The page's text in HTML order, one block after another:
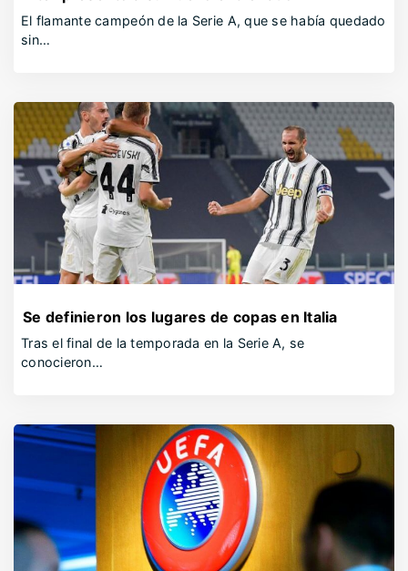
El flamante campeón de la Serie A, que se había quedado
sin…
Se definieron los lugares de copas en Italia
Tras el final de la temporada en la Serie A, se
conocieron…